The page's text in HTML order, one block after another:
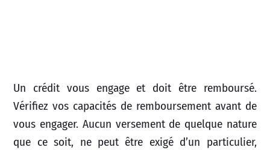
Un crédit vous engage et doit être remboursé.
Vérifiez vos capacités de remboursement avant de
vous engager. Aucun versement de quelque nature
que ce soit, ne peut être exigé d’un particulier,